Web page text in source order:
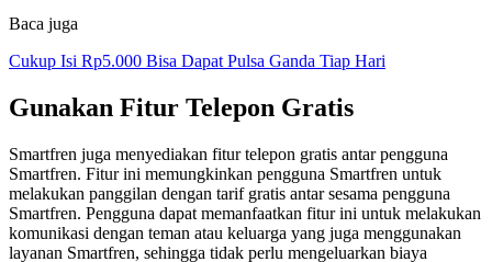
Baca juga
Cukup Isi Rp5.000 Bisa Dapat Pulsa Ganda Tiap Hari
Gunakan Fitur Telepon Gratis
Smartfren juga menyediakan fitur telepon gratis antar pengguna
Smartfren. Fitur ini memungkinkan pengguna Smartfren untuk
melakukan panggilan dengan tarif gratis antar sesama pengguna
Smartfren. Pengguna dapat memanfaatkan fitur ini untuk melakukan
komunikasi dengan teman atau keluarga yang juga menggunakan
layanan Smartfren, sehingga tidak perlu mengeluarkan biaya